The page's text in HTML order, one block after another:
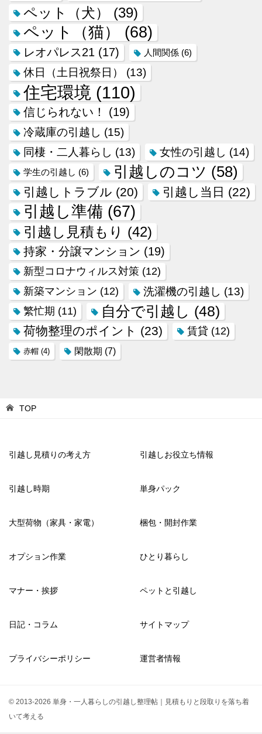
ペット（犬） (39)
ペット（猫） (68)
レオパレス21 (17) 人間関係 (6)
休日（土日祝祭日） (13)
住宅環境 (110)
信じられない！ (19)
冷蔵庫の引越し (15)
同棲・二人暮らし (13) 女性の引越し (14)
学生の引越し (6) 引越しのコツ (58)
引越しトラブル (20) 引越し当日 (22)
引越し準備 (67)
引越し見積もり (42)
持家・分譲マンション (19)
新型コロナウィルス対策 (12)
新築マンション (12) 洗濯機の引越し (13)
繁忙期 (11) 自分で引越し (48)
荷物整理のポイント (23) 賃貸 (12)
赤帽 (4) 閑散期 (7)
TOP
引越し見積りの考え方 引越しお役立ち情報
引越し時期 単身パック
大型荷物（家具・家電） 梱包・開封作業
オプション作業 ひとり暮らし
マナー・挨拶 ペットと引越し
日記・コラム サイトマップ
プライバシーポリシー 運営者情報
© 2013-2026 単身・一人暮らしの引越し整理帖｜見積もりと段取りを落ち着
いて考える